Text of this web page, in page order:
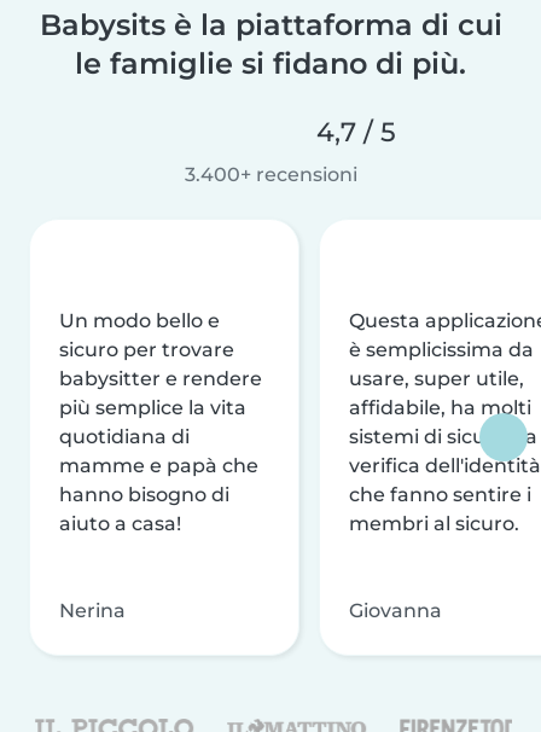
Babysits è la piattaforma di cui
le famiglie si fidano di più.
4,7 / 5
3.400+ recensioni
Un modo bello e
sicuro per trovare
babysitter e rendere
più semplice la vita
quotidiana di
mamme e papà che
hanno bisogno di
aiuto a casa!
Nerina
Questa
è semplicissima da
usare, super utile,
affidabile, ha molti
sistemi di sicurezza
verifica dell'identità
che fanno sentire i
membri al sicuro.
Giovanna